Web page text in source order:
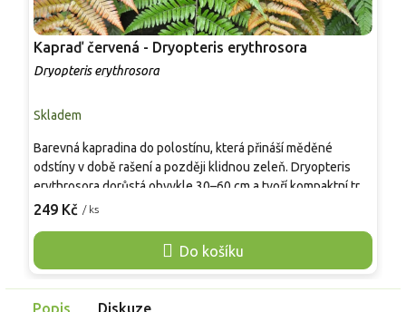
Kapraď červená - Dryopteris erythrosora
Dryopteris erythrosora
Skladem
249 Kč / ks
Do košíku
Barevná kapradina do polostínu, která přináší měděné
odstíny v době rašení a později klidnou zeleň. Dryopteris
erythrosora dorůstá obvykle 30–60 cm a tvoří kompaktní trs
vhodný do stinných záhonů, pod keře i do nádob. Pěstování
vláhou. Listy mohou v zimě polehnout už kolem -10 °C,
oddenek však běžně přezimuje. Oproti zeleným druhům
sezóny. Dobře se kombinuje s bohyškami, bergéniemi a
Popis Diskuze